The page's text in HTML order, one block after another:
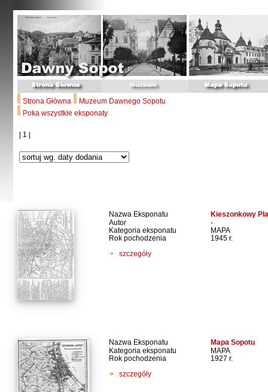
Strona Główna
Muzeum Dawnego Sopotu
Poka wszystkie eksponaty
| 1 |
Nazwa Eksponatu Kieszonkowy
Autor
-
Kategoria eksponatu
MAPA
Rok pochodzenia
1945 r.
szczegóły
Nazwa Eksponatu Mapa Sopotu
Kategoria eksponatu
MAPA
Rok pochodzenia
1927 r.
szczegóły